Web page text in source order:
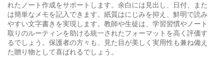
れたノート作成をサポートします。余白には見出し、日付、また
は簡単なメモを記入できます。紙質はにじみを抑え、鮮明で読み
やすい文字書きを実現します。教師や生徒は、学習習慣やノート
取りのルーティンを助ける統一されたフォーマットを高く評価す
るでしょう。保護者の方々も、見た目が美しく実用性も兼ね備え
た贈り物として喜ばれるでしょう。